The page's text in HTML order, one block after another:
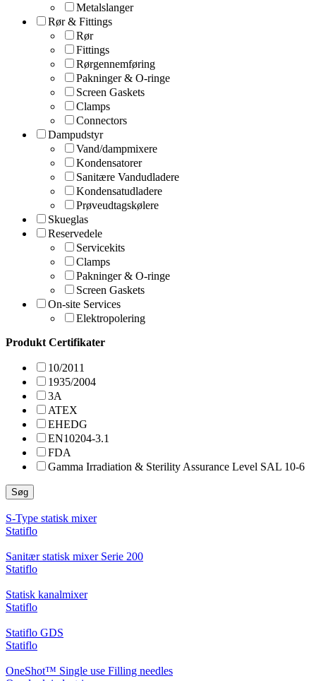
Metalslanger
Rør & Fittings
Rør
Fittings
Rørgennemføring
Pakninger & O-ringe
Screen Gaskets
Clamps
Connectors
Dampudstyr
Vand/dampmixere
Kondensatorer
Sanitære Vandudladere
Kondensatudladere
Prøveudtagskølere
Skueglas
Reservedele
Servicekits
Clamps
Pakninger & O-ringe
Screen Gaskets
On-site Services
Elektropolering
Produkt Certifikater
10/2011
1935/2004
3A
ATEX
EHEDG
EN10204-3.1
FDA
Gamma Irradiation & Sterility Assurance Level SAL 10-6
Søg
S-Type statisk mixer
Statiflo
Sanitær statisk mixer Serie 200
Statiflo
Statisk kanalmixer
Statiflo
Statiflo GDS
Statiflo
OneShot™ Single use Filling needles